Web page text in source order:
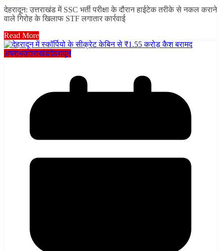
Share
देहरादून: उत्तराखंड में SSC भर्ती परीक्षा के दौरान हाईटेक तरीके से नकल कराने
वाले गिरोह के खिलाफ STF लगातार कार्रवाई
Read More
अपराधउत्तराखंडदेहरादून